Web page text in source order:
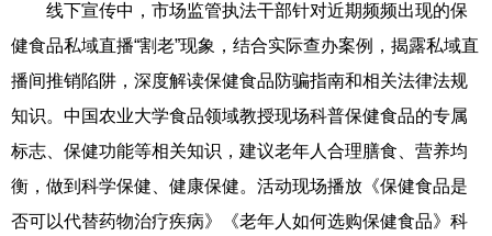
线下宣传中，市场监管执法干部针对近期频频出现的保
健食品私域直播“割老”现象，结合实际查办案例，揭露私域直
播间推销陷阱，深度解读保健食品防骗指南和相关法律法规
知识。中国农业大学食品领域教授现场科普保健食品的专属
标志、保健功能等相关知识，建议老年人合理膳食、营养均
衡，做到科学保健、健康保健。活动现场播放《保健食品是
否可以代替药物治疗疾病》《老年人如何选购保健食品》科